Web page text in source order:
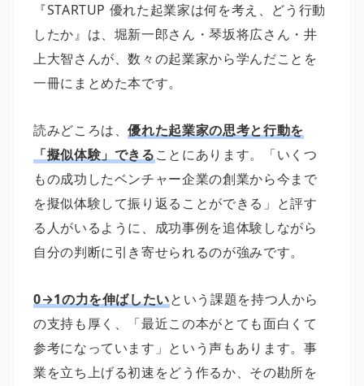
『STARTUP 優れた起業家は何を考え、どう行動
したか』は、堀新一郎さん・琴坂将広さん・井
上大智さんが、数々の起業家から学んだことを
一冊にまとめた本です。
読みどころは、優れた起業家の思考と行動を
「擬似体験」できることにあります。「いくつ
もの成功したベンチャー企業の創業から今まで
を擬似体験して振り返ることができる」と評す
る人がいるように、成功事例を追体験しながら
自分の判断に引き寄せられるのが強みです。
0→1の力を伸ばしたいという課題を持つ人から
の支持も厚く、「最近この本がとても面白くて
参考になっています」という声もあります。事
業を立ち上げる初速をどう作るか、その勘所を